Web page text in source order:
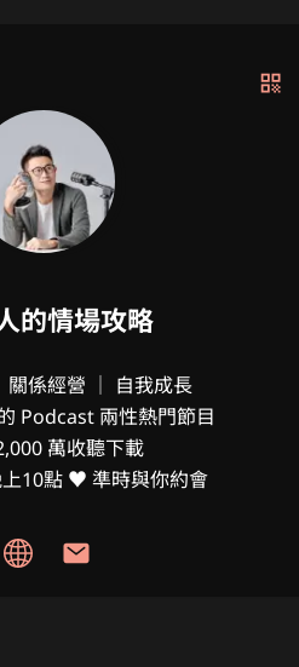
的情場攻略
關係經營 ｜ 自我成長
Podcast 兩性熱門節目
萬收聽下載
10點 ♥ 準時與你約會